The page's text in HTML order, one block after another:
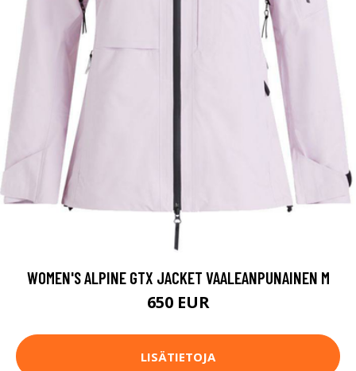
WOMEN'S ALPINE GTX JACKET VAALEANPUNAINEN M
650 EUR
LISÄTIETOJA